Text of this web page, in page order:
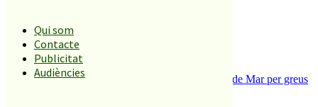
Qui som
Contacte
Publicitat
Audiències
1
ESPORTS CAP DE SETMANA
2
Tanquen un local de menjar ràpid a Malgrat de Mar per greus